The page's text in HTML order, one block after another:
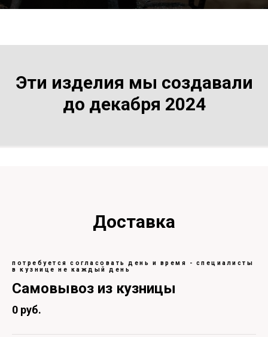
Эти изделия мы создавали
до декабря 2024
Доставка
потребуется согласовать день и время - специалисты
в кузнице не каждый день
Самовывоз из кузницы
0 руб.